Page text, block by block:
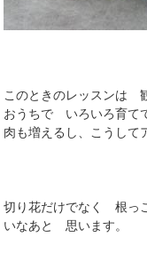
このときのレッスンは
おうちで いろいろ育て
肉も増えるし、こうして
切り花だけでなく 根っ
いなあと 思います。